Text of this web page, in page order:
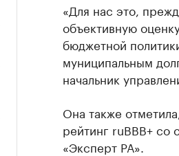
«Для нас это,
объективную
бюджетной
муниципальным
начальник
Она также
рейтинг ruВВВ+ со
«Эксперт РА».